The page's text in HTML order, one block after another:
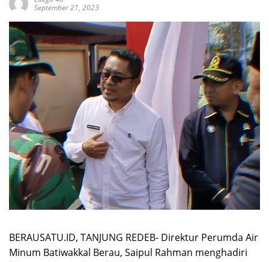
September 21, 2023
BERAUSATU.ID, TANJUNG REDEB- Direktur Perumda Air
Minum Batiwakkal Berau, Saipul Rahman menghadiri